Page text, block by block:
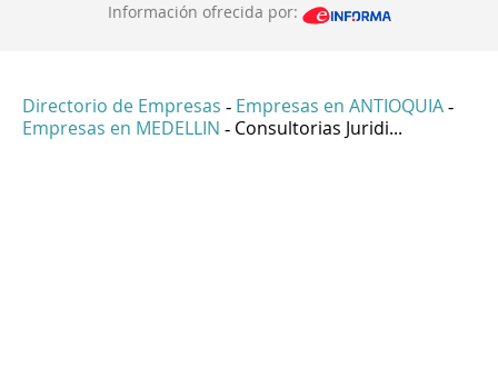
Información ofrecida por:
Directorio de Empresas - Empresas en ANTIOQUIA -
Empresas en MEDELLIN - Consultorias Juridi...